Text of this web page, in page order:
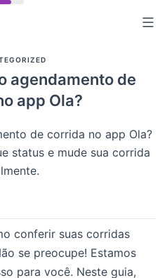
agendamento de
app Ola?
de corrida no app Ola?
status e mude sua corrida
conferir suas corridas
se preocupe! Estamos
para você. Neste guia,